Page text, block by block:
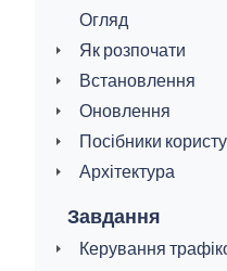
Огляд
Як розпочати
Встановлення
Оновлення
Посібники
Архітектура
Завдання
Керування